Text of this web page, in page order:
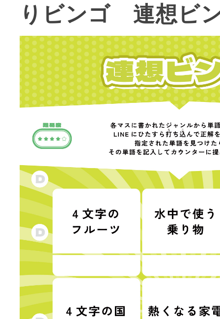
りビンゴ 連想ビ